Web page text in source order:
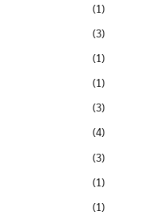
(1)
(3)
(1)
(1)
(3)
(4)
(3)
(1)
(1)